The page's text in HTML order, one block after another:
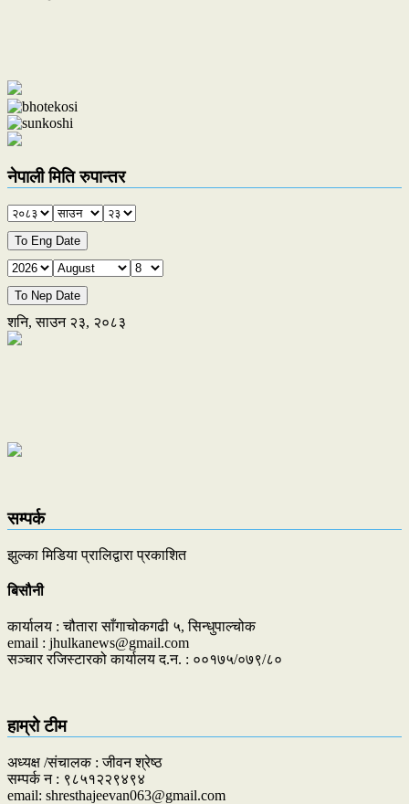
नेपाली मिति रुपान्तर
To Eng Date
To Nep Date
शनि, साउन २३, २०८३
सम्पर्क
झुल्का मिडिया प्रालिद्वारा प्रकाशित
बिसौनी
कार्यालय : चौतारा साँगाचोकगढी ५, सिन्धुपाल्चोक
email : jhulkanews@gmail.com
सञ्चार रजिस्टारको कार्यालय द.न. : ००१७५/०७९/८०
हाम्रो टीम
अध्यक्ष /संचालक : जीवन श्रेष्ठ
सम्पर्क न : ९८५१२२९४९४
email: shresthajeevan063@gmail.com